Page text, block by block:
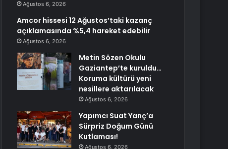
Ağustos 6, 2026
Amcor hissesi 12 Ağustos’taki kazanç
açıklamasında %5,4 hareket edebilir
Ağustos 6, 2026
Metin Sözen Okulu
Gaziantep’te kuruldu…
Koruma kültürü yeni
nesillere aktarılacak
Ağustos 6, 2026
Yapımcı Suat Yanç’a
Sürpriz Doğum Günü
Kutlaması!
Ağustos 6, 2026